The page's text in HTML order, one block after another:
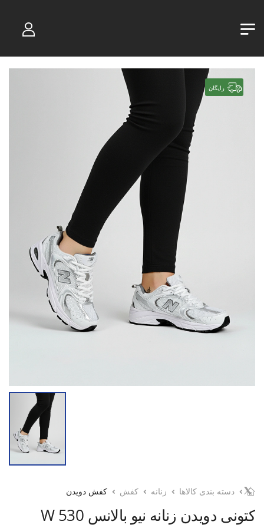
رایگان
دسته بندی کالاها زنانه کفش کفش دویدن
کتونی دویدن زنانه نیو بالانس 530 W